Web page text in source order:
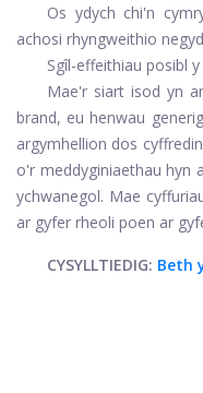
Os ydych chi'n
achosi rhyngweithio
Sgîl-effeithiau posibl
Mae'r siart isod yn
brand, eu henwau
argymhellion dos
o'r meddyginiaethau hyn
ychwanegol. Mae
ar gyfer rheoli poen ar
CYSYLLTIEDIG: Beth